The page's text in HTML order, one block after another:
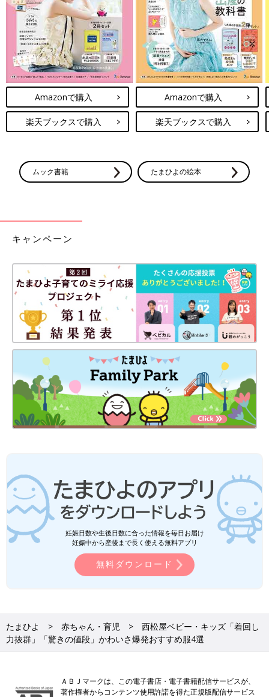
Amazonで購入
楽天ブックスで購入
Amazonで購入
楽天ブックスで購入
ムック書籍 たまひよの絵本
キャンペーン
妊娠日数や生後日数に合った情報を毎日お届け
妊娠中から産後まで長く使える無料アプリ
無料ダウンロード
たまひよ 赤ちゃん・育児
西松屋ベビー・キッズ「着回し
力抜群」「驚きの値段」かわいさ爆発おすすめ服4選
ＡＢＪマークは、この電子書店・電子書籍配信サービスが、
著作権者からコンテンツ使用許諾を得た正規版配信サービス